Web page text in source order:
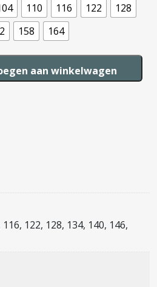
110 116 122
128
158 164
aan winkelwagen
122, 128, 134, 140, 146,